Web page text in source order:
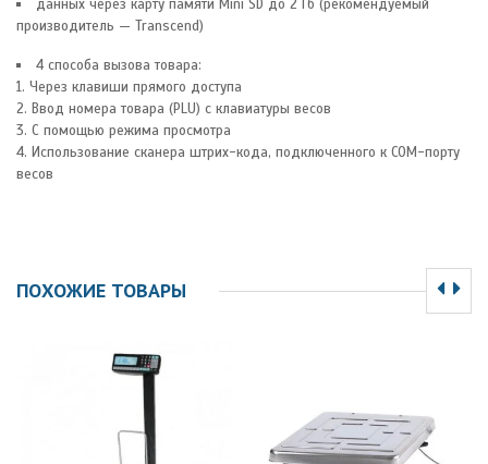
данных через карту памяти Mini SD до 2 Гб (рекомендуемый
производитель — Transcend)
4 способа вызова товара:
1. Через клавиши прямого доступа
2. Ввод номера товара (PLU) с клавиатуры весов
3. С помощью режима просмотра
4. Использование сканера штрих-кода, подключенного к COM-порту
весов
ПОХОЖИЕ ТОВАРЫ